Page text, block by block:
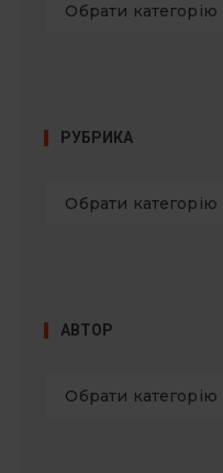
Обрати категорію
РУБРИКА
Обрати категорію
АВТОР
Обрати категорію